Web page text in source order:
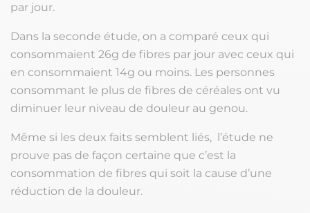
par jour.
Dans la seconde étude, on a comparé ceux qui
consommaient 26g de fibres par jour avec ceux qui
en consommaient 14g ou moins. Les personnes
consommant le plus de fibres de céréales ont vu
diminuer leur niveau de douleur au genou.
Même si les deux faits semblent liés, l’étude ne
prouve pas de façon certaine que c’est la
consommation de fibres qui soit la cause d’une
réduction de la douleur.